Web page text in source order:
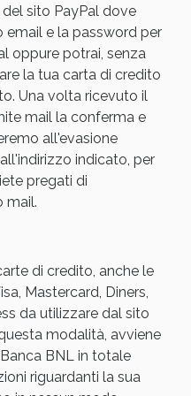
sito PayPal dove
email e la password per
oppure potrai, senza
la tua carta di credito
Una volta ricevuto il
mail la conferma e
all'evasione
indicato, per
pregati di
mail.
di credito, anche le
Mastercard, Diners,
da utilizzare dal sito
modalità, avviene
BNL in totale
riguardanti la sua